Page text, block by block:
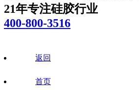
21年专注硅胶行业
400-800-3516
返回
首页